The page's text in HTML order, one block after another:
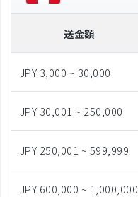
送金額
JPY 3,000 ~ 30,000
JPY 30,001 ~ 250,000
JPY 250,001 ~ 599,999
JPY 600,000 ~ 1,000,000